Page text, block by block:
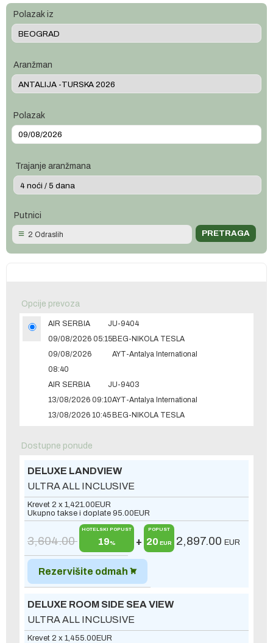
Polazak iz
Aranžman
Polazak
Trajanje aranžmana
Putnici
2 Odraslih
Opcije prevoza
AIR SERBIA
JU-9404
09/08/2026 05:15BEG-NIKOLA TESLA
09/08/2026
08:40
AYT-Antalya International
AIR SERBIA
JU-9403
13/08/2026 09:10AYT-Antalya International
13/08/2026 10:45BEG-NIKOLA TESLA
Dostupne ponude
DELUXE LANDVIEW
ULTRA ALL INCLUSIVE
Krevet 2 x 1,421.00EUR
Ukupno takse i doplate 95.00EUR
3,604.00
HOTELSKI POPUST
19% +
POPUST
20 EUR 2,897.00 EUR
Rezervišite odmah
DELUXE ROOM SIDE SEA VIEW
ULTRA ALL INCLUSIVE
Krevet 2 x 1,455.00EUR